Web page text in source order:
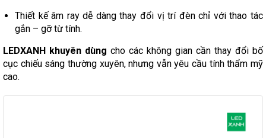
Thiết kế âm ray dễ dàng thay đổi vị trí đèn chỉ với thao tác
gắn – gỡ từ tính.
LEDXANH khuyên dùng cho các không gian cần thay đổi bố
cục chiếu sáng thường xuyên, nhưng vẫn yêu cầu tính thẩm mỹ
cao.